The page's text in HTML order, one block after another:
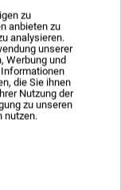
zu
anbieten zu
analysieren.
unserer
Werbung und
die Sie ihnen
Nutzung der
zu unseren
nutzen.
mange
olier og
cremet
af de
en
harmonisk
brillante og
farvetoner i